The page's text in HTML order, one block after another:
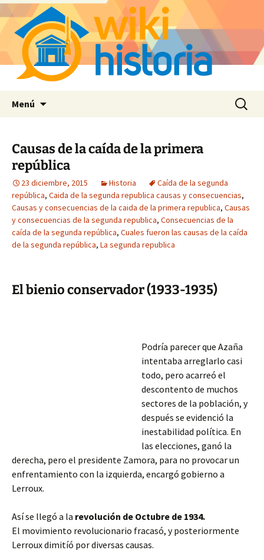
Menú Buscar:
Causas de la caída de la primera
república
23 diciembre, 2015 Historia
Caída de la segunda
república, Caida de la segunda republica causas y consecuencias,
Causas y consecuencias de la caida de la primera republica, Causas
y consecuencias de la segunda republica, Consecuencias de la
caída de la segunda república, Cuales fueron las causas de la caída
de la segunda república, La segunda republica
El bienio conservador (1933-1935)
Podría parecer que Azaña
intentaba arreglarlo casi
todo, pero acarreó el
descontento de muchos
sectores de la población, y
después se evidenció la
inestabilidad política. En
las elecciones, ganó la
derecha, pero el presidente Zamora, para no provocar un
enfrentamiento con la izquierda, encargó gobierno a
Lerroux.
Así se llegó a la revolución de Octubre de 1934.
El movimiento revolucionario fracasó, y posteriormente
Lerroux dimitíó por diversas causas.